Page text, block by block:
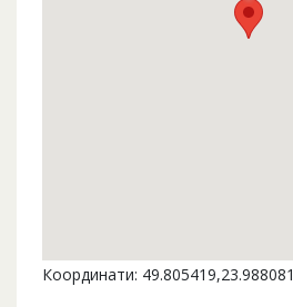
Координати: 49.805419,23.988081